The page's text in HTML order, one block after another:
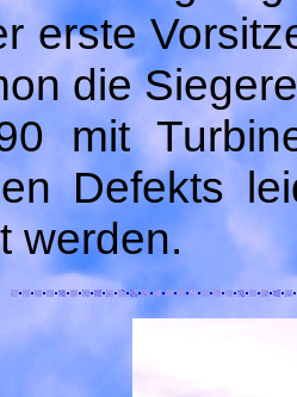
erste
die
mit
Defekts
werden.